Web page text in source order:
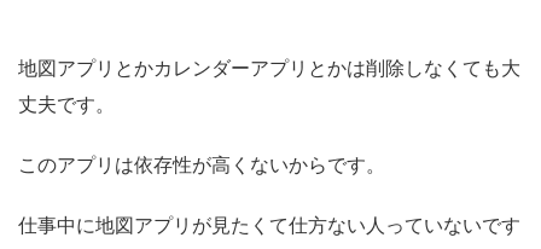
地図アプリとかカレンダーアプリとかは削除しなくても大
丈夫です。
このアプリは依存性が高くないからです。
仕事中に地図アプリが見たくて仕方ない人っていないです